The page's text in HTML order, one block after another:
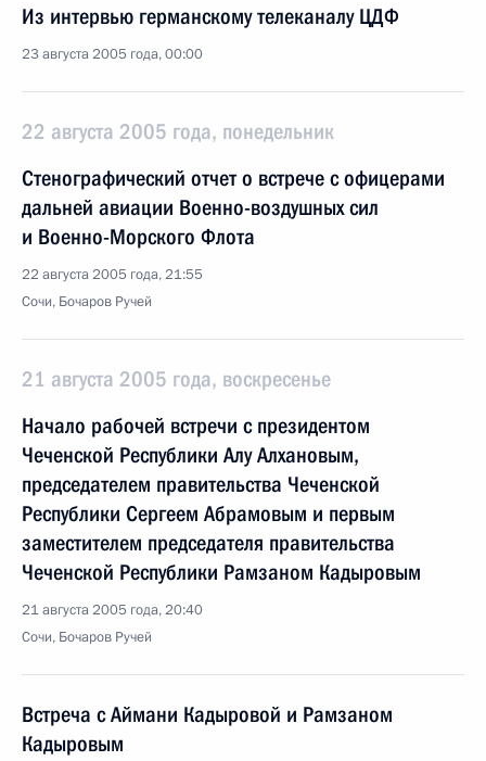
Из интервью германскому телеканалу ЦДФ
23 августа 2005 года, 00:00
22 августа 2005 года, понедельник
Стенографический отчет о встрече с офицерами
дальней авиации Военно-воздушных сил
и Военно-Морского Флота
22 августа 2005 года, 21:55
Сочи, Бочаров Ручей
21 августа 2005 года, воскресенье
Начало рабочей встречи с президентом
Чеченской Республики Алу Алхановым,
председателем правительства Чеченской
Республики Сергеем Абрамовым и первым
заместителем председателя правительства
Чеченской Республики Рамзаном Кадыровым
21 августа 2005 года, 20:40
Сочи, Бочаров Ручей
Встреча с Аймани Кадыровой и Рамзаном
Кадыровым